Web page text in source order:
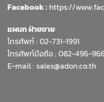
Facebook : https://
แผนก ฝ่ายขาย
โทรศัพท์ : 02-731-1991
โทรศัพท์มือถือ : 082-496-
E-mail : sales@adon.co.th